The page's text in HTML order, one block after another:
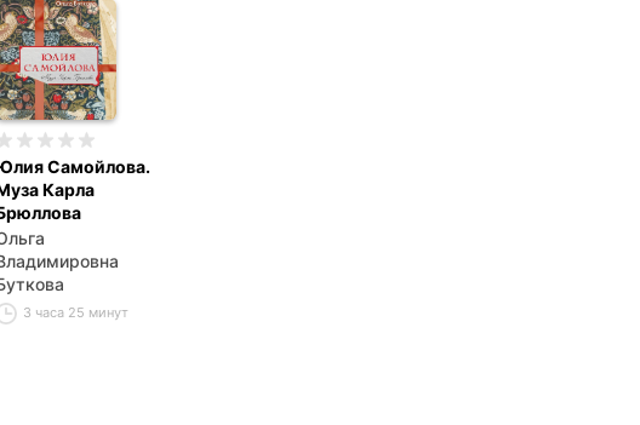
Самойлова.
Карла
3 часа 25 минут